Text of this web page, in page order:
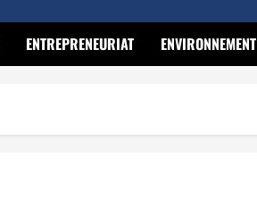
ENTREPRENEURIAT ENVIRONNEMENT